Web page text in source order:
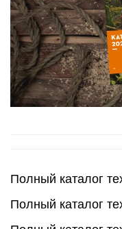
Полный каталог
Полный каталог